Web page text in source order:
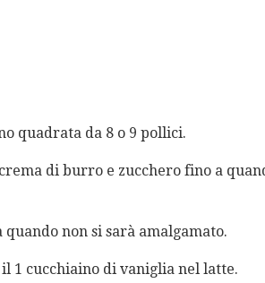
quadrata da 8 o 9 pollici.
di burro e zucchero fino a
non si sarà amalgamato.
1 cucchiaino di vaniglia nel latte.